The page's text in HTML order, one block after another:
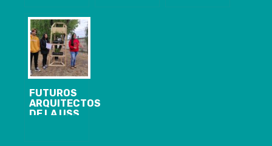
CENTRO DE
POLÍTICAS
PÚBLICAS EN
CONCEPCIÓN
FUTUROS
ARQUITECTOS
DE LA USS